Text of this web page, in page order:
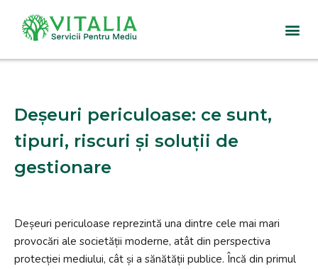
Sari
la
Deșeuri periculoase: ce sunt,
tipuri, riscuri și soluții de
gestionare
Deșeuri periculoase reprezintă una dintre cele mai mari
provocări ale societății moderne, atât din perspectiva
protecției mediului, cât și a sănătății publice. Încă din primul